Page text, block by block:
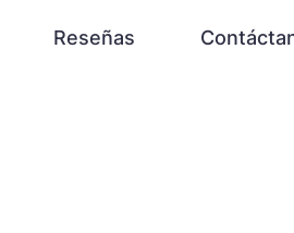
Reseñas